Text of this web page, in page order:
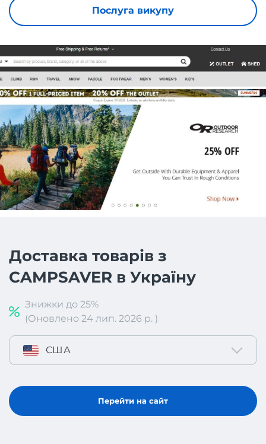
Послуга викупу
Доставка товарів з
CAMPSAVER в Україну
Знижки до 25%
(Оновлено 24 лип. 2026 р. )
США
Перейти на сайт